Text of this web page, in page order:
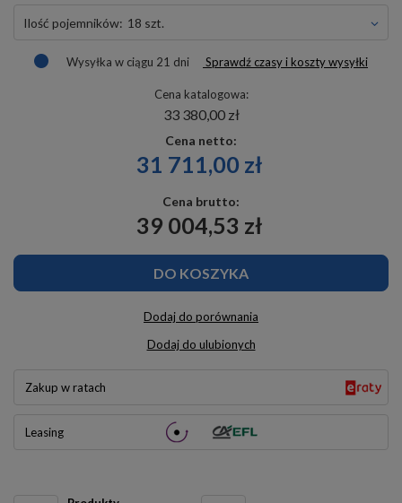
ilość pojemników: 18 szt.
Wysyłka w ciągu 21 dni Sprawdź czasy i koszty wysyłki
Cena katalogowa:
33 380,00 zł
Cena netto:
31 711,00 zł
Cena brutto:
39 004,53 zł
DO KOSZYKA
Dodaj do porównania
Dodaj do ulubionych
Zakup w ratach
Leasing